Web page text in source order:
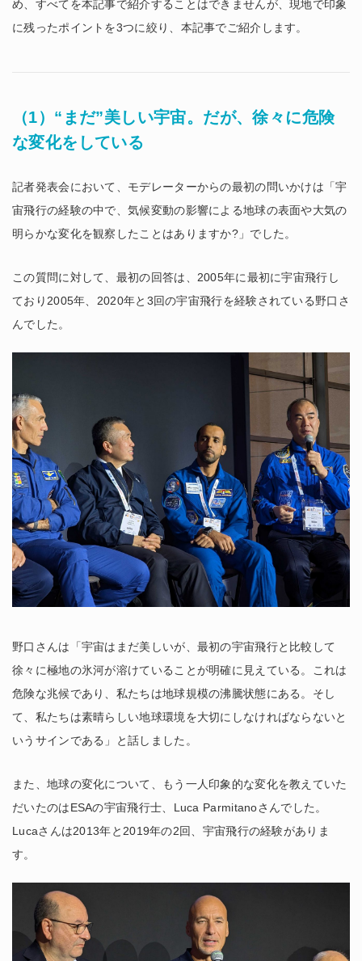
め、すべてを本記事で紹介することはできませんが、現地で印象
に残ったポイントを3つに絞り、本記事でご紹介します。
（1）“まだ”美しい宇宙。だが、徐々に危険
な変化をしている
記者発表会において、モデレーターからの最初の問いかけは「宇
宙飛行の経験の中で、気候変動の影響による地球の表面や大気の
明らかな変化を観察したことはありますか?」でした。
この質問に対して、最初の回答は、2005年に最初に宇宙飛行し
ており2005年、2020年と3回の宇宙飛行を経験されている野口さ
んでした。
野口さんは「宇宙はまだ美しいが、最初の宇宙飛行と比較して
徐々に極地の氷河が溶けていることが明確に見えている。これは
危険な兆候であり、私たちは地球規模の沸騰状態にある。そし
て、私たちは素晴らしい地球環境を大切にしなければならないと
いうサインである」と話しました。
また、地球の変化について、もう一人印象的な変化を教えていた
だいたのはESAの宇宙飛行士、Luca Parmitanoさんでした。
Lucaさんは2013年と2019年の2回、宇宙飛行の経験がありま
す。